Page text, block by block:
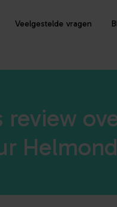
Veelgestelde vragen
review
Helmond